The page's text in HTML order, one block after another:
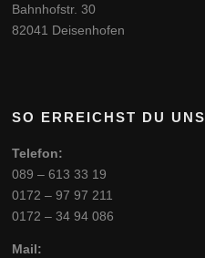
Bahnhofstr. 30
82041 Deisenhofen
SO ERREICHST DU UNS
Telefon:
089 – 613 33 19
0172 – 97 97 211
0172 – 34 94 086
Mail: